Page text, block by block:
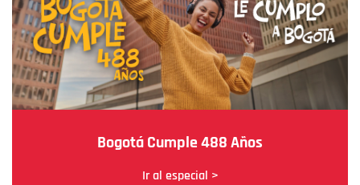
Bogotá Cumple 488 Años
Ir al especial >